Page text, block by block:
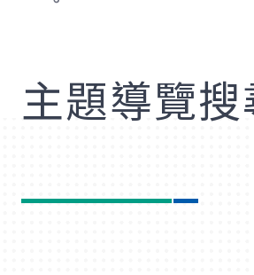
主題導覽搜